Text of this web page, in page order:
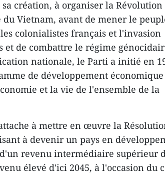
création, à organiser la Révolution
Vietnam, avant de mener le
colonialistes français et l'invasion
de combattre le régime
nationale, le Parti a initié en
de développement
et la vie de l'ensemble de la
à mettre en œuvre la
à devenir un pays en
revenu intermédiaire supérieur
élevé d'ici 2045, à l'occasion du